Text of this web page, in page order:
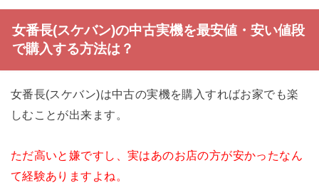
女番長(スケバン)の中古実機を最安値・安い値段
で購入する方法は？
女番長(スケバン)は中古の実機を購入すればお家でも楽
しむことが出来ます。
ただ高いと嫌ですし、実はあのお店の方が安かったなん
て経験ありますよね。